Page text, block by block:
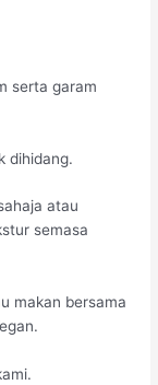
serta garam
dihidang.
atau
semasa
makan bersama